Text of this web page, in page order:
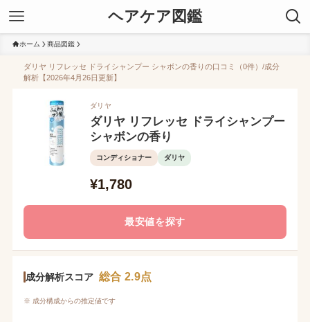
ヘアケア図鑑
ホーム 商品図鑑
ダリヤ リフレッセ ドライシャンプー シャボンの香りの口コミ（0件）/成分
解析【2026年4月26日更新】
ダリヤ
ダリヤ リフレッセ ドライシャンプー
シャボンの香り
コンディショナー ダリヤ
¥1,780
最安値を探す
成分解析スコア 総合 2.9点
※ 成分構成からの推定値です